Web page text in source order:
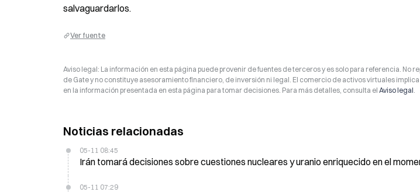
salvaguardarlos.
Ver fuente
Aviso legal: La información en esta página puede provenir de fuentes de terceros y es solo para referencia. No
de Gate y no constituye asesoramiento financiero, de inversión ni legal. El comercio de activos virtuales
en la información presentada en esta página para tomar decisiones. Para más detalles, consulta el Aviso legal.
Noticias relacionadas
05-11 08:45
Irán tomará decisiones sobre cuestiones nucleares y uranio enriquecido en el
05-11 07:29